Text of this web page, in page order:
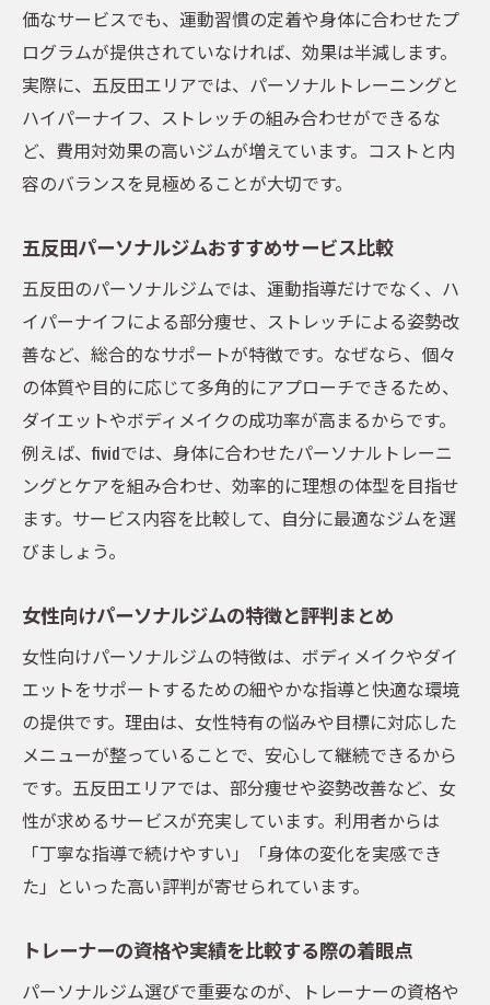
価なサービスでも、運動習慣の定着や身体に合わせたプ
ログラムが提供されていなければ、効果は半減します。
実際に、五反田エリアでは、パーソナルトレーニングと
ハイパーナイフ、ストレッチの組み合わせができるな
ど、費用対効果の高いジムが増えています。コストと内
容のバランスを見極めることが大切です。
五反田パーソナルジムおすすめサービス比較
五反田のパーソナルジムでは、運動指導だけでなく、ハ
イパーナイフによる部分痩せ、ストレッチによる姿勢改
善など、総合的なサポートが特徴です。なぜなら、個々
の体質や目的に応じて多角的にアプローチできるため、
ダイエットやボディメイクの成功率が高まるからです。
例えば、fividでは、身体に合わせたパーソナルトレーニ
ングとケアを組み合わせ、効率的に理想の体型を目指せ
ます。サービス内容を比較して、自分に最適なジムを選
びましょう。
女性向けパーソナルジムの特徴と評判まとめ
女性向けパーソナルジムの特徴は、ボディメイクやダイ
エットをサポートするための細やかな指導と快適な環境
の提供です。理由は、女性特有の悩みや目標に対応した
メニューが整っていることで、安心して継続できるから
です。五反田エリアでは、部分痩せや姿勢改善など、女
性が求めるサービスが充実しています。利用者からは
「丁寧な指導で続けやすい」「身体の変化を実感でき
た」といった高い評判が寄せられています。
トレーナーの資格や実績を比較する際の着眼点
パーソナルジム選びで重要なのが、トレーナーの資格や